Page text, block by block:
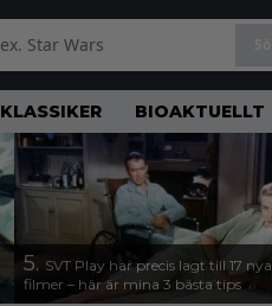
KLASSIKER BIOAKTUELLT
5. SVT Play har precis lagt till 17 nya
filmer – här är mina 3 bästa tips